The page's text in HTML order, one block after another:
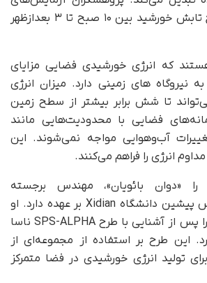
خود را در ساعات اوج تابش خورشید بین ۱۰ صبح تا ۳ بعدازظهر
که انرژی خورشیدی فضایی مزایای
نیروگاه های زمینی دارد. میزان انرژی
تا شش برابر بیشتر از سطح زمین
فضایی با محدودیت‌هایی مانند
آب‌وهوایی مواجه نمی‌شوند. این
انرژی را فراهم می‌کنند.
«دوان بائویان»، مهندس برجسته
الکترومکانیک و رئیس پیشین دانشگاه Xidian بر عهده دارد. او
فعالیت در این حوزه را پس از آشنایی با طرح SPS-ALPHA ناسا
آغاز کرد. این طرح بر استفاده از مجموعه‌ای از
تولید انرژی خورشیدی در فضا متمرکز